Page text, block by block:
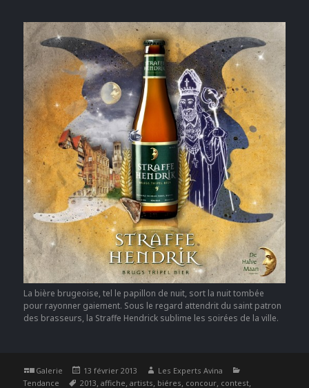
La bière brugeoise, tel le papillon de nuit, sort la nuit tombée
pour rayonner gaiement. Sous le regard attendrit du saint patron
des brasseurs, la Straffe Hendrick sublime les soirées de la ville.
Format
Galerie
Publié
le
13 février 2013 Auteur
Les Experts Avina
Tendance Étiquettes
2013,affiche,artists, biéres, concour, contest,